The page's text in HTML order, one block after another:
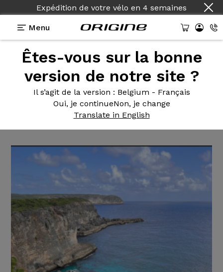
Expédition de votre vélo en 4 semaines
Menu
Êtes-vous sur la bonne
version de notre site ?
Il s’agit de la version : Belgium - Français
Oui, je continueNon, je change
Translate in English
Témoignages>Help Road - Shimano 105 2x11v -
Help Road- Shimano 105
2x11v - Mavic A423 X20